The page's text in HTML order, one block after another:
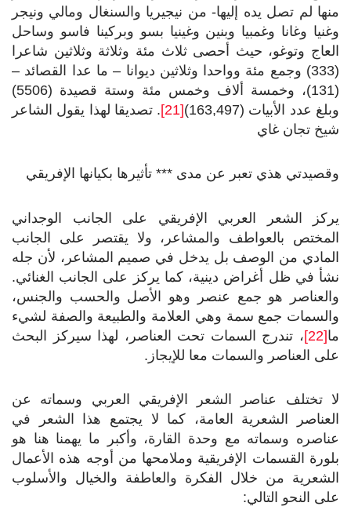
منها لم تصل يده إليها- من نيجيريا والسنغال ومالي ونيجر
وغنيا وغانا وغمبيا وبنين وغينيا بسو وبركينا فاسو وساحل
العاج وتوغو، حيث أحصى ثلاث مئة وثلاثة وثلاثين شاعرا
(333) وجمع مئة وواحدا وثلاثين ديوانا – ما عدا القصائد –
(131)، وخمسة ألاف وخمس مئة وستة قصيدة (5506)
وبلغ عدد الأبيات (163,497)
[21]
. تصديقا لهذا يقول الشاعر
شيخ تجان غاي
وقصيدتي هذي تعبر عن مدى *** تأثيرها بكيانها الإفريقي
يركز الشعر العربي الإفريقي على الجانب الوجداني
المختص بالعواطف والمشاعر، ولا يقتصر على الجانب
المادي من الوصف بل يدخل في صميم المشاعر، لأن جله
نشأ في ظل أغراض دينية، كما يركز على الجانب الغنائي.
والعناصر هو جمع عنصر وهو الأصل والحسب والجنس،
والسمات جمع سمة وهي العلامة والطبيعة والصفة لشيء
ما[22]
، تندرج السمات تحت العناصر، لهذا سيركز البحث
على العناصر والسمات معا للإيجاز.
لا تختلف عناصر الشعر الإفريقي العربي وسماته عن
العناصر الشعرية العامة، كما لا يجتمع هذا الشعر في
عناصره وسماته مع وحدة القارة، وأكبر ما يهمنا هنا هو
بلورة القسمات الإفريقية وملامحها من أوجه هذه الأعمال
الشعرية من خلال الفكرة والعاطفة والخيال والأسلوب
على النحو التالي: